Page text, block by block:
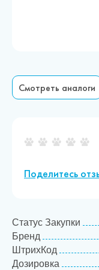
Смотреть аналоги
Поделитесь
Статус Закупки
Бренд
ШтрихКод
Дозировка